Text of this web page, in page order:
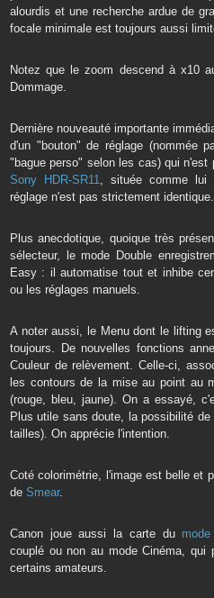
alourdis et une recherche ardue de
focale minimale est toujours aussi
Notez que le zoom descend à x10
Dommage.
Dernière nouveauté importante
d'un "bouton" de réglage (nommée
"bague perso" selon les cas) qui
Sony HDR-SR11
, située comme
réglage n'est pas strictement identique.
Plus anecdotique, quoique très
sélecteur, le mode Double
Easy : il automatise tout et inhibe
ou les réglages manuels.
A noter aussi, le Menu dont le lifting
toujours. De nouvelles fonctions
Couleur de relèvement. Celle-ci,
les contours de la mise au point au
(rouge, bleu, jaune). On a essayé,
Plus utile sans doute, la possibilité
tailles). On apprécie l'intention.
Coté colorimétrie, l'image est belle et
de Smear.
Canon joue aussi la carte du
couplé ou non au mode Cinéma, qui
certains amateurs.